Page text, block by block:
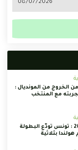
الخروج من المونديال :
مع المنتخب
مونديال 2026 : تونس تودّع البطولة
بثلاثية